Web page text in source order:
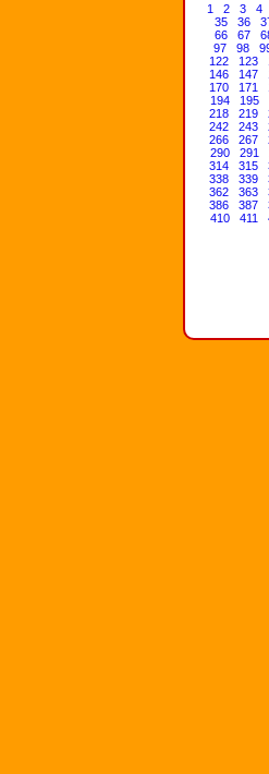
1 2 3 4
35
36
66
67
97
98
122
123
146
147
170
171
194
195
218
219
242
243
266
267
290
291
314
315
338
339
362
363
386
387
410
411